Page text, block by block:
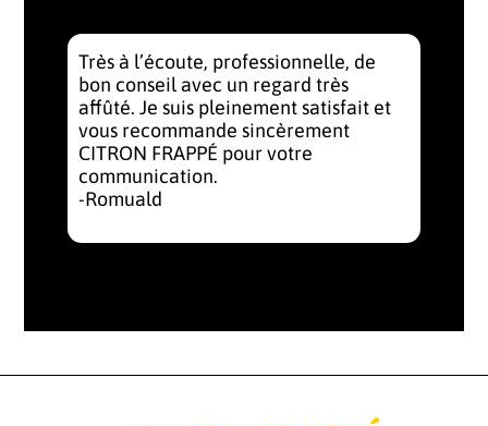
Très à l’écoute, professionnelle, de
bon conseil avec un regard très
affûté. Je suis pleinement satisfait et
vous recommande sincèrement
CITRON FRAPPÉ pour votre
communication.
-Romuald